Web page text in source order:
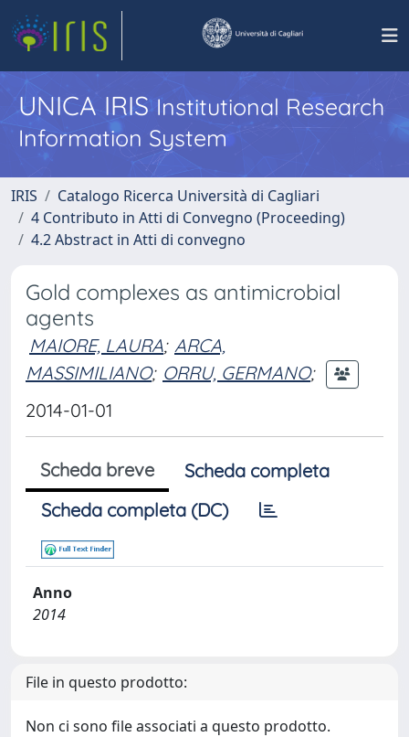
UNICA IRISInstitutional Research
Information System
IRIS
Catalogo Ricerca Università di Cagliari
4 Contributo in Atti di Convegno (Proceeding)
4.2 Abstract in Atti di convegno
Gold complexes as antimicrobial
agents
MAIORE, LAURA; ARCA,
MASSIMILIANO; ORRU, GERMANO;
2014-01-01
Scheda breve
Scheda completa
Scheda completa (DC)
Anno
2014
File in questo prodotto:
Non ci sono file associati a questo prodotto.